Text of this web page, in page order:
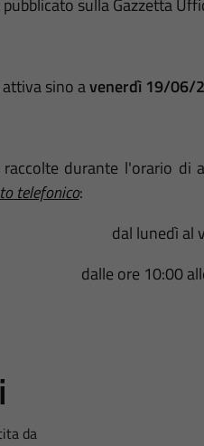
sulla Gazzetta
sino avenerdì 19/06/
durante l'orario di
telefonico:
dal lunedì al
dalle ore 10:00
da